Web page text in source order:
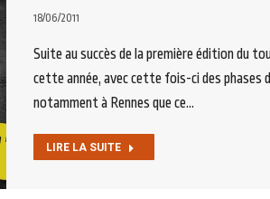
18/06/2011
Suite au succès de la première édition du
cette année, avec cette fois-ci des phases
notamment à Rennes que ce…
LIRE LA SUITE